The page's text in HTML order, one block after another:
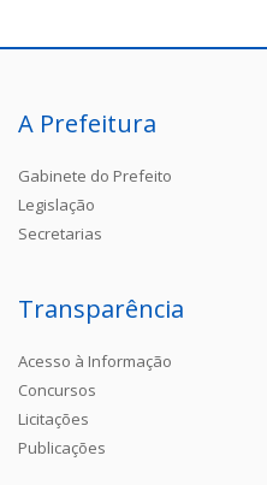
A Prefeitura
Gabinete do Prefeito
Legislação
Secretarias
Transparência
Acesso à Informação
Concursos
Licitações
Publicações